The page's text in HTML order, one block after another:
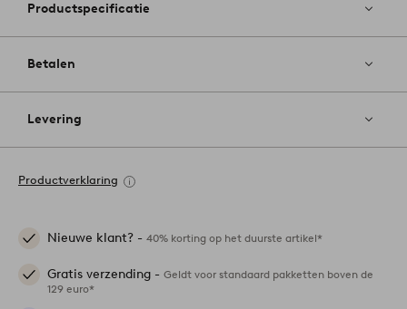
Productspecificatie
Betalen
Levering
Productverklaring
Nieuwe klant? - 40% korting op het duurste artikel*
Gratis verzending - Geldt voor standaard pakketten boven de
129 euro*